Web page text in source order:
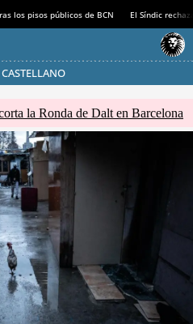
los pisos públicos de BCN El Síndic
AHORRO
la Ronda de Dalt en Barcelona